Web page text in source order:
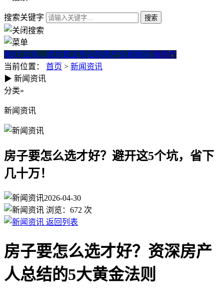
搜索关键字
我们·立志。成为真正专业的房产交易顾问 微房产
当前位置： 首页 > 新闻资讯
房子要怎么选才好？避开这5
▶ 新闻资讯
分类»
新闻资讯
房子要怎么选才好？避开这5个坑，省下
几十万！
2026-04-30
浏览： 672 次
返回列表
房子要怎么选才好？资深房产
人总结的5大黄金法则